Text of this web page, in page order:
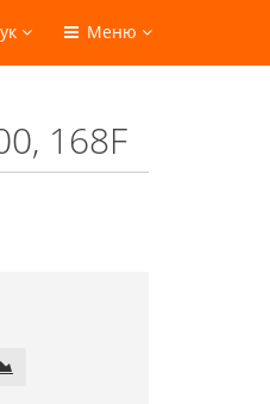
Меню
168F